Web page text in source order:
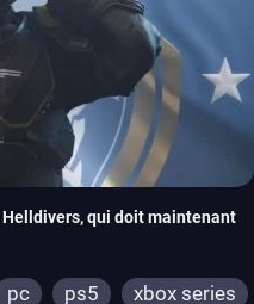
qui doit maintenant
pc ps5 xbox series